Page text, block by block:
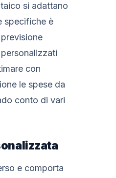
si adattano
specifiche è
con
le spese da
conto di vari
e comporta